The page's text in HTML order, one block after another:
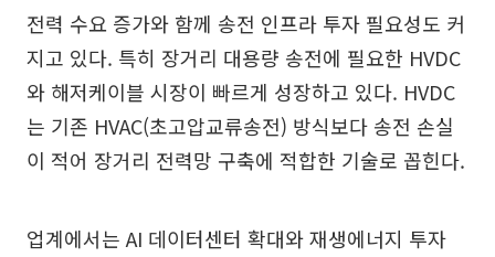
전력 수요 증가와 함께 송전 인프라 투자 필요성도 커
지고 있다. 특히 장거리 대용량 송전에 필요한 HVDC
와 해저케이블 시장이 빠르게 성장하고 있다. HVDC
는 기존 HVAC(초고압교류송전) 방식보다 송전 손실
이 적어 장거리 전력망 구축에 적합한 기술로 꼽힌다.
업계에서는 AI 데이터센터 확대와 재생에너지 투자